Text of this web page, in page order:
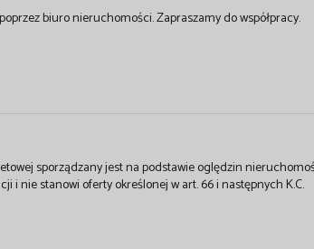
biuro nieruchomości. Zapraszamy do współpracy.
sporządzany jest na podstawie oględzin
i nie stanowi oferty określonej w art. 66 i następnych K.C.